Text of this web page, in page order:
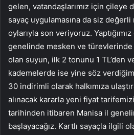
gelen, vatandaşlarımız için çileye
sayaç uygulamasına da siz
oylarıyla son veriyoruz.
genelinde mesken ve türevlerinde
olan suyun, ilk 2 tonunu 1 TL’den
kademelerde ise yine söz
30 indirimli olarak halkımıza
alınacak kararla yeni fiyat
tarihinden itibaren Manisa il
başlayacağız. Kartlı sayaçla ilgili